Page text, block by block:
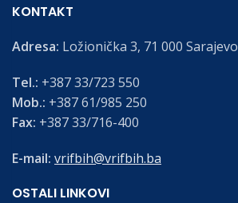
KONTAKT
Adresa: Ložionička 3, 71 000 Sarajevo
Tel.: +387 33/723 550
Mob.: +387 61/985 250
Fax: +387 33/716-400
E-mail: vrifbih@vrifbih.ba
OSTALI LINKOVI